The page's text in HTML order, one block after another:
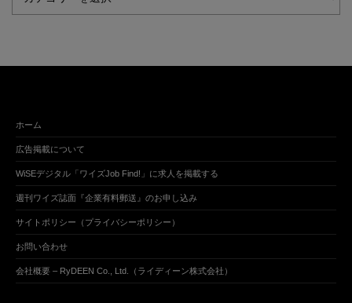
ホーム
広告掲載について
WiSEデジタル「ワイズJob Find!」に求人を掲載する
週刊ワイズ誌面『企業有料郵送』のお申し込み
サイトポリシー（プライバシーポリシー）
お問い合わせ
会社概要 – RyDEEN Co., Ltd.（ライディーン株式会社）